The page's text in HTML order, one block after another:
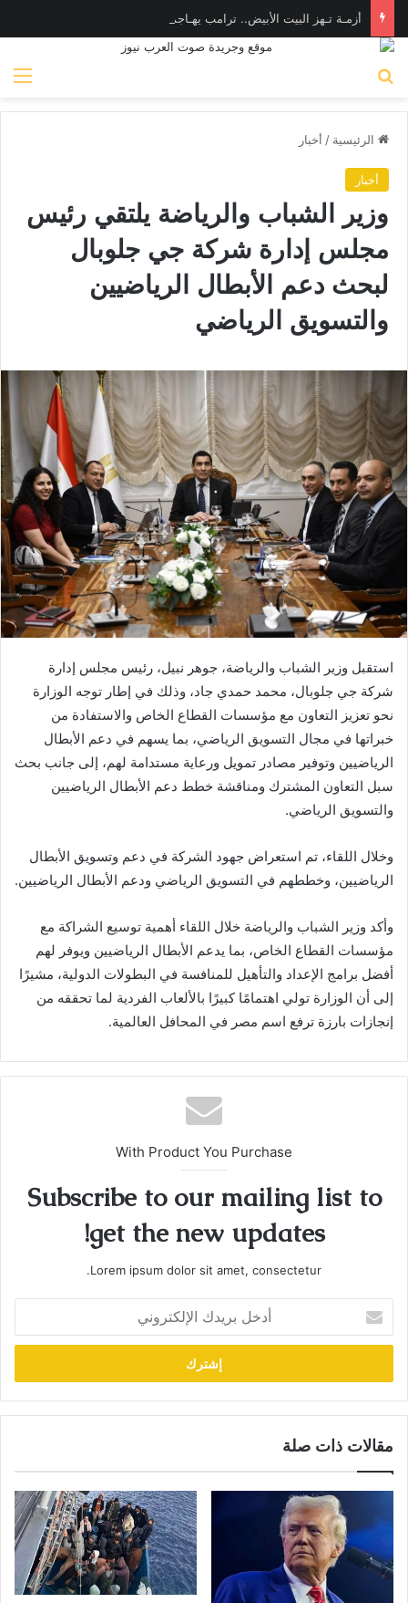
الرئيسية / أخبار
أخبار
وزير الشباب والرياضة يلتقي رئيس
مجلس إدارة شركة جي جلوبال
لبحث دعم الأبطال الرياضيين
والتسويق الرياضي
استقبل وزير الشباب والرياضة، جوهر نبيل، رئيس مجلس إدارة
شركة جي جلوبال، محمد حمدي جاد، وذلك في إطار توجه الوزارة
نحو تعزيز التعاون مع مؤسسات القطاع الخاص والاستفادة من
خبراتها في مجال التسويق الرياضي، بما يسهم في دعم الأبطال
الرياضيين وتوفير مصادر تمويل ورعاية مستدامة لهم، إلى جانب بحث
سبل التعاون المشترك ومناقشة خطط دعم الأبطال الرياضيين
والتسويق الرياضي.
وخلال اللقاء، تم استعراض جهود الشركة في دعم وتسويق الأبطال
الرياضيين، وخططهم في التسويق الرياضي ودعم الأبطال الرياضيين.
وأكد وزير الشباب والرياضة خلال اللقاء أهمية توسيع الشراكة مع
مؤسسات القطاع الخاص، بما يدعم الأبطال الرياضيين ويوفر لهم
أفضل برامج الإعداد والتأهيل للمنافسة في البطولات الدولية، مشيرًا
إلى أن الوزارة تولي اهتمامًا كبيرًا بالألعاب الفردية لما تحققه من
إنجازات بارزة ترفع اسم مصر في المحافل العالمية.
With Product You Purchase
Subscribe to our mailing list to
get the new updates!
Lorem ipsum dolor sit amet, consectetur.
بريدك
الإلكتروني
مقالات ذات صلة